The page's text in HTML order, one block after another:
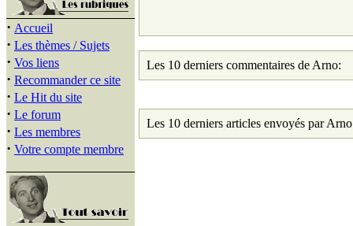
· Accueil
· Les thèmes / Sujets
· Vos liens
· Recommander ce site
· Le Hit du site
· Le forum
· Les membres
· Votre compte membre
Les 10 derniers commentaires de Arno:
Les 10 derniers articles envoyés par